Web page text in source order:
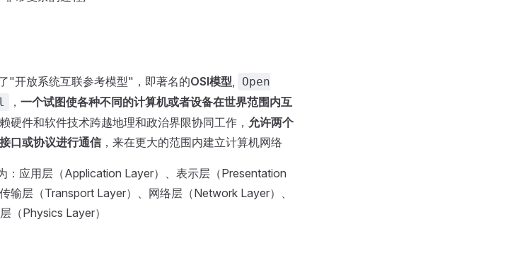
"开放系统互联参考模型"，即著名的OSI模型,
Open
， 一个试图使各种不同的计算机或者设备在世界范围内互
硬件和软件技术跨越地理和政治界限协同工作， 允许两个
口或协议进行通信 ，来在更大的范围内建立计算机网络
：应用层（Application Layer）、表示层（Presentation
输层（Transport Layer）、网络层（Network Layer）、
（Physics Layer）